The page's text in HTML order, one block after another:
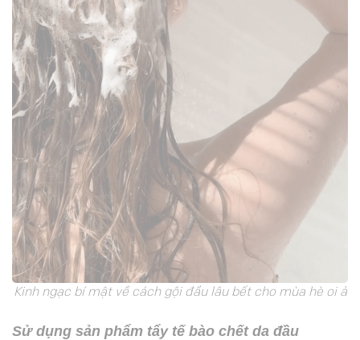
Kinh ngạc bí mật về cách gội đầu lâu bết cho mùa hè oi ả
Sử dụng sản phẩm tẩy tế bào chết da đầu